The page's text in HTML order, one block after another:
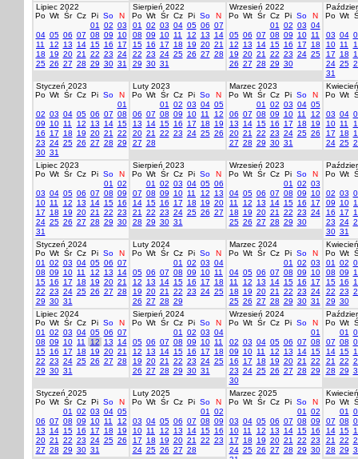
Lipiec 2022
Po Wt Śr Cz Pi So
N
01
02 03
04 05 06 07 08 09
10
11
12 13 14 15 16
17
18
19 20 21 22 23 24
25 26 27 28 29 30 31
Sierpień 2022
Po Wt Śr Cz Pi So
N
01
02 03 04 05 06 07
08 09 10 11 12 13
14
15 16 17 18 19 20 21
22 23 24 25 26 27 28
29 30 31
Wrzesień 2022
Po Wt Śr Cz Pi So
N
01
02 03 04
05 06 07 08 09 10 11
12
13 14 15 16 17
18
19 20 21 22 23 24 25
26 27 28 29 30
Po Wt
03 04
10 11
17
18
24 25
31
Styczeń 2023
Po Wt Śr Cz Pi So
N
01
02 03 04 05 06 07 08
09
10 11 12 13 14 15
16
17 18 19 20 21
22
23 24 25 26 27 28 29
30 31
Luty 2023
Po Wt Śr Cz Pi So
N
01
02 03 04 05
06 07 08 09 10 11
12
13
14 15 16 17 18
19
20 21 22 23 24 25 26
27 28
Marzec 2023
Po Wt Śr Cz Pi So
N
01
02 03 04 05
06 07 08 09 10 11
12
13
14 15 16 17 18
19
20 21 22 23 24 25 26
27 28 29 30 31
Po Wt
03 04
10 11
17
18
24 25
Lipiec 2023
Po Wt Śr Cz Pi So
N
01
02
03 04 05 06 07 08 09
10 11 12 13 14 15 16
17
18 19 20 21 22 23
24 25 26 27 28 29 30
31
Sierpień 2023
Po Wt Śr Cz Pi So
N
01
02 03 04 05 06
07 08 09 10 11 12
13
14 15 16 17 18 19 20
21
22 23 24 25 26 27
28 29 30 31
Wrzesień 2023
Po Wt Śr Cz Pi So
N
01
02 03
04 05 06 07 08 09
10
11
12 13 14 15 16
17
18
19 20 21 22 23 24
25 26 27 28 29 30
Po Wt
02 03
09
10
16
17
23 24
30 31
Styczeń 2024
Po Wt Śr Cz Pi So
N
01
02 03 04 05 06 07
08 09 10 11 12 13
14
15 16 17 18 19 20 21
22 23 24 25 26 27 28
29 30 31
Luty 2024
Po Wt Śr Cz Pi So
N
01
02 03 04
05 06 07 08 09 10 11
12
13 14 15 16 17
18
19 20 21 22 23 24 25
26 27 28 29
Marzec 2024
Po Wt Śr Cz Pi So
N
01
02 03
04 05 06 07 08 09
10
11
12 13 14 15 16
17
18
19 20 21 22 23 24
25 26 27 28 29 30 31
Po Wt
01
02
08 09
15 16
22 23
29 30
Lipiec 2024
Po Wt Śr Cz Pi So
N
01
02 03 04 05 06 07
08 09 10 11 12 13
14
15 16 17 18 19 20 21
22 23 24 25 26 27 28
29 30 31
Sierpień 2024
Po Wt Śr Cz Pi So
N
01
02 03 04
05 06 07 08 09 10 11
12
13 14 15 16 17
18
19 20 21 22 23 24 25
26 27 28 29 30 31
Wrzesień 2024
Po Wt Śr Cz Pi So
N
01
02 03 04 05 06 07 08
09
10 11 12 13 14 15
16
17 18 19 20 21
22
23 24 25 26 27 28 29
30
Po Wt
01
07 08
14 15
21
22
28 29
Styczeń 2025
Po Wt Śr Cz Pi So
N
01
02 03 04 05
06 07 08 09 10 11
12
13
14 15 16 17 18
19
20 21 22 23 24 25 26
27 28 29 30 31
Luty 2025
Po Wt Śr Cz Pi So
N
01
02
03 04 05 06 07 08 09
10 11 12 13 14 15 16
17
18 19 20 21 22 23
24 25 26 27 28
Marzec 2025
Po Wt Śr Cz Pi So
N
01
02
03 04 05 06 07 08 09
10 11 12 13 14 15 16
17
18 19 20 21 22 23
24 25 26 27 28 29 30
Po Wt
01
07 08
14 15
21
22
28 29